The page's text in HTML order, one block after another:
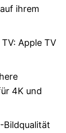
ihrem
Apple TV
4K und
Bildqualität